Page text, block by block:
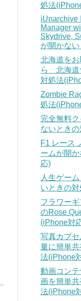
処法
iUnarchive
Manager
Skydrive,
が開かな
北海道を
ら 北海道
対処法
Zombie
処法
完全無料
ないとき
F1 レース
ームが開
応)
人生ゲー
いときの
フラワー
のRose
(iPhone対
写真カプ
量に簡単
法(iPhone
動画コン
画を簡単
法(iPhone